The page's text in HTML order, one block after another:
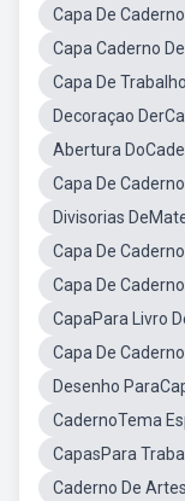
Capa De
Capa Caderno
Capa De
Decoraçao
Abertura
Capa De
Divisorias
Capa De
Capa De
CapaPara Livro
Capa De
Desenho
CadernoTema
CapasPara
Caderno De